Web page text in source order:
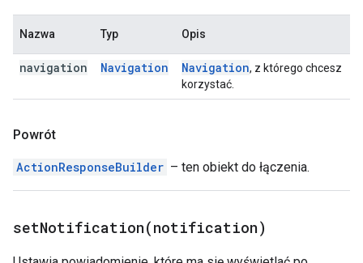
Nazwa Typ Opis
navigation Navigation Navigation, z którego chcesz
korzystać.
Powrót
ActionResponseBuilder – ten obiekt do łączenia.
setNotification(notification)